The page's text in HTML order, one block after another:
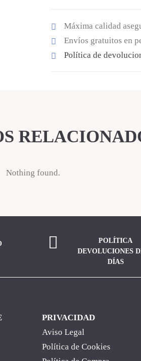
cantidad
Máxima calidad
Envíos gratuitos en
Política de
Nothing found.
POLÍTICA
DEVOLUCIONES
DÍAS
PRIVACIDAD
Aviso Legal
Política de Cookies